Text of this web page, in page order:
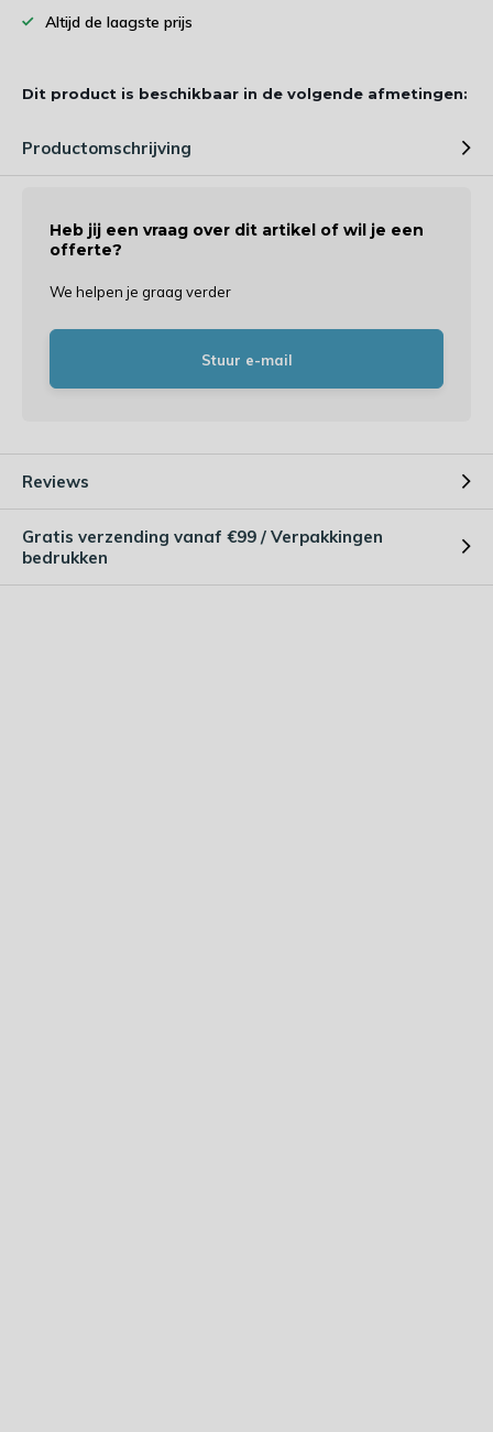
Altijd de laagste prijs
Dit product is beschikbaar in de volgende afmetingen:
Productomschrijving
Heb jij een vraag over dit artikel of wil je een
offerte?
We helpen je graag verder
Stuur e-mail
Reviews
Gratis verzending vanaf €99 / Verpakkingen
bedrukken